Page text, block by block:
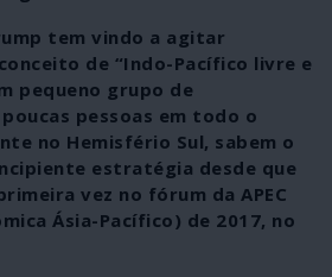
tem vindo a agitar
de “Indo-Pacífico livre e
pequeno grupo de
pessoas em todo o
no Hemisfério Sul, sabem o
estratégia desde que
vez no fórum da APEC
Ásia-Pacífico) de 2017, no